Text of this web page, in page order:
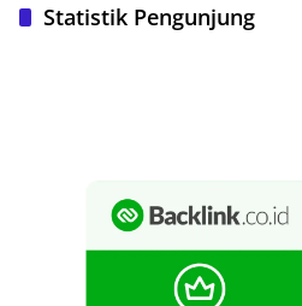
Statistik Pengunjung